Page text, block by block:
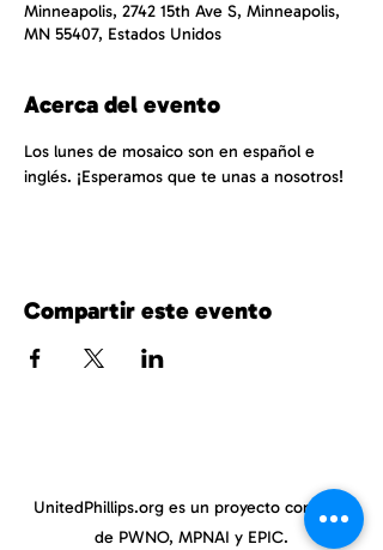
Minneapolis, 2742 15th Ave S, Minneapolis,
MN 55407, Estados Unidos
Acerca del evento
Los lunes de mosaico son en español e
inglés. ¡Esperamos que te unas a nosotros!
Compartir este evento
UnitedPhillips.org es un proyecto conjunto
de PWNO, MPNAI y EPIC.